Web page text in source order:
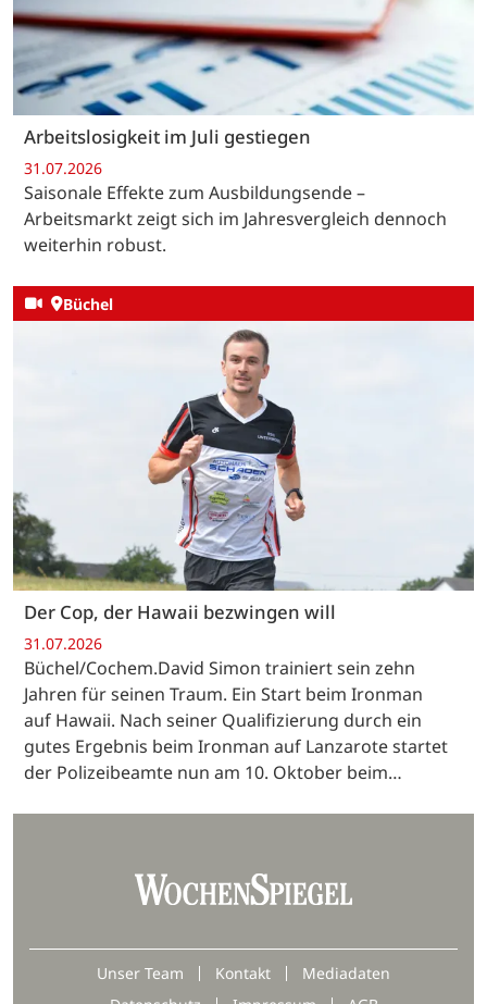
Arbeitslosigkeit im Juli gestiegen
31.07.2026
Saisonale Effekte zum Ausbildungsende –
Arbeitsmarkt zeigt sich im Jahresvergleich dennoch
weiterhin robust.
Büchel
Der Cop, der Hawaii bezwingen will
31.07.2026
Büchel/Cochem.David Simon trainiert sein zehn
Jahren für seinen Traum. Ein Start beim Ironman
auf Hawaii. Nach seiner Qualifizierung durch ein
gutes Ergebnis beim Ironman auf Lanzarote startet
der Polizeibeamte nun am 10. Oktober beim…
Unser Team Kontakt
Mediadaten